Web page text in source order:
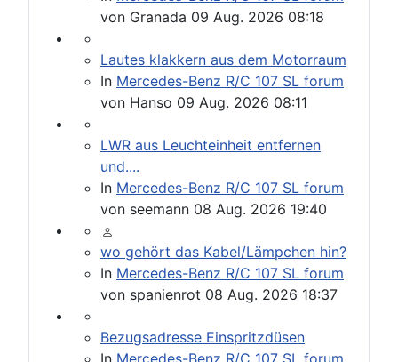
von Granada 09 Aug. 2026 08:18
Lautes klakkern aus dem Motorraum
In Mercedes-Benz R/C 107 SL forum
von Hanso 09 Aug. 2026 08:11
LWR aus Leuchteinheit entfernen
und....
In Mercedes-Benz R/C 107 SL forum
von seemann 08 Aug. 2026 19:40
wo gehört das Kabel/Lämpchen hin?
In Mercedes-Benz R/C 107 SL forum
von spanienrot 08 Aug. 2026 18:37
Bezugsadresse Einspritzdüsen